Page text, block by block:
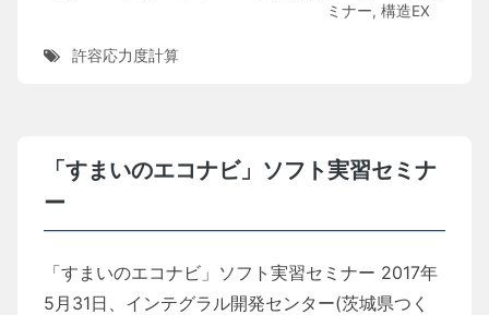
ミナー,構造EX
許容応力度計算
「すまいのエコナビ」ソフト実習セミナ
ー
「すまいのエコナビ」ソフト実習セミナー 2017年
5月31日、インテグラル開発センター(茨城県つく